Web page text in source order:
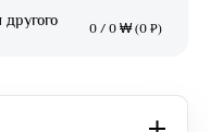
0 / 0 ₩ (0 ₽)